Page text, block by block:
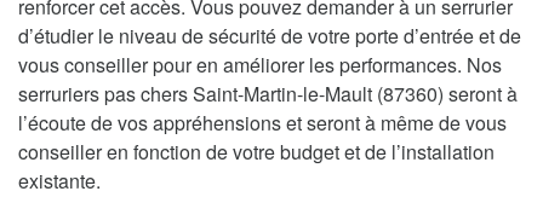
renforcer cet accès. Vous pouvez demander à un serrurier
d’étudier le niveau de sécurité de votre porte d’entrée et de
vous conseiller pour en améliorer les performances. Nos
serruriers pas chers Saint-Martin-le-Mault (87360) seront à
l’écoute de vos appréhensions et seront à même de vous
conseiller en fonction de votre budget et de l’installation
existante.